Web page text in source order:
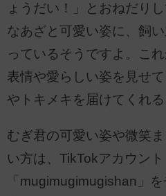
ょうだい！」とおねだり
なあざと可愛い姿に、飼
っているそうですよ。こ
表情や愛らしい姿を見せ
やトキメキを届けてくれる
むぎ君の可愛い姿や微笑
い方は、TikTokアカウント
「mugimugimugishan」